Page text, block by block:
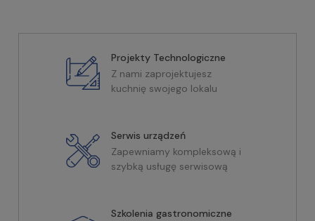
Projekty Technologiczne
Z nami zaprojektujesz
kuchnię swojego lokalu
Serwis urządzeń
Zapewniamy kompleksową i
szybką usługę serwisową
Szkolenia gastronomiczne